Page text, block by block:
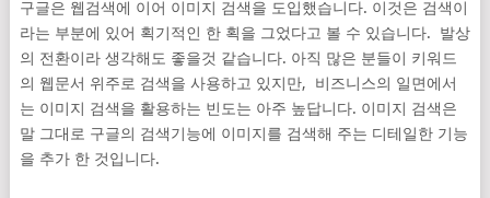
구글은 웹검색에 이어 이미지 검색을 도입했습니다. 이것은 검색이
라는 부분에 있어 획기적인 한 획을 그었다고 볼 수 있습니다. 발상
의 전환이라 생각해도 좋을것 같습니다. 아직 많은 분들이 키워드
의 웹문서 위주로 검색을 사용하고 있지만, 비즈니스의 일면에서
는 이미지 검색을 활용하는 빈도는 아주 높답니다. 이미지 검색은
말 그대로 구글의 검색기능에 이미지를 검색해 주는 디테일한 기능
을 추가 한 것입니다.